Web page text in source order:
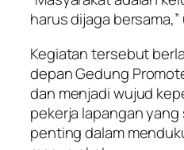
harus dijaga bersama,”
Kegiatan tersebut
depan Gedung
dan menjadi wujud
pekerja lapangan
penting dalam